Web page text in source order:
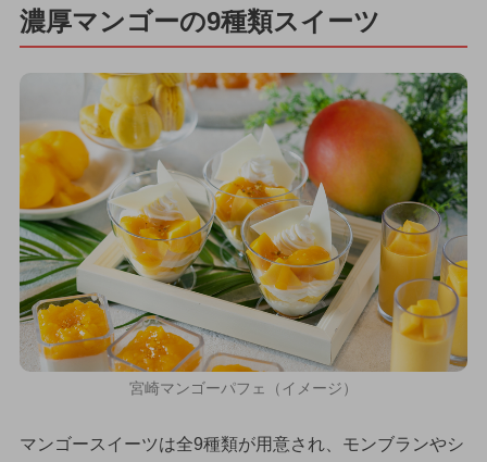
濃厚マンゴーの9種類スイーツ
宮崎マンゴーパフェ（イメージ）
マンゴースイーツは全9種類が用意され、モンブランやシ